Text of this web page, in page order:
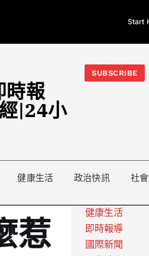
回「只能靠嘴巴」
今日熱門新聞Start
時報
|24小
SUBSCRIBE
健康生活 政治快訊 社
惹
健康生活
即時報導
國際新聞